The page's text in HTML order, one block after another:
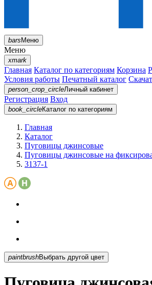
barsМеню
Меню
xmark
Главная Каталог по категориям Корзина
Условия работы Печатный каталог
person_crop_circleЛичный кабинет
Регистрация Вход
book_circleКаталог по категориям
Главная
Каталог
Пуговицы джинсовые
Пуговицы джинсовые на
3137-1
paintbrush Выбрать другой цвет